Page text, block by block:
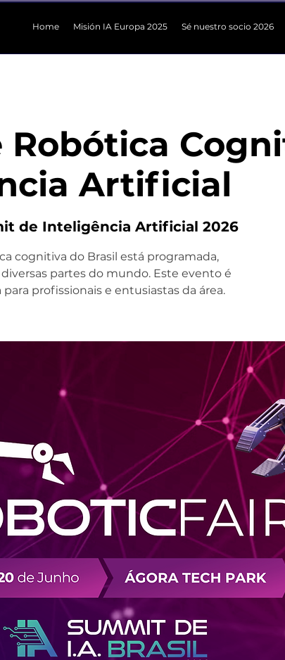
Home Misión IA Europa 2025 Sé nuestro socio 2026
Robótica
Artificial
de Inteligência Artificial 2026
cognitiva do Brasil está programada,
partes do mundo. Este evento é
profissionais e entusiastas da área.